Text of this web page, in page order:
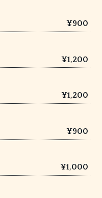
¥900
¥1,200
¥1,200
¥900
¥1,000